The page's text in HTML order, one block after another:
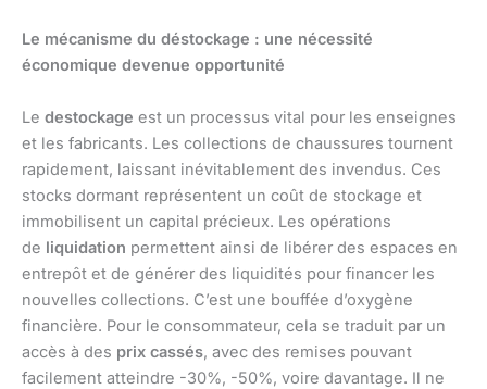
Le mécanisme du déstockage : une nécessité
économique devenue opportunité
Le destockage est un processus vital pour les enseignes
et les fabricants. Les collections de chaussures tournent
rapidement, laissant inévitablement des invendus. Ces
stocks dormant représentent un coût de stockage et
immobilisent un capital précieux. Les opérations
de liquidation permettent ainsi de libérer des espaces en
entrepôt et de générer des liquidités pour financer les
nouvelles collections. C’est une bouffée d’oxygène
financière. Pour le consommateur, cela se traduit par un
accès à des prix cassés, avec des remises pouvant
facilement atteindre -30%, -50%, voire davantage. Il ne